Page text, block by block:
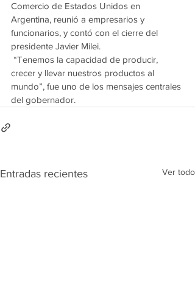
Comercio de Estados Unidos en
Argentina, reunió a empresarios y
funcionarios, y contó con el cierre del
presidente Javier Milei.
crecer y llevar nuestros productos al
mundo”, fue uno de los mensajes centrales
del gobernador.
Entradas recientes Ver todo